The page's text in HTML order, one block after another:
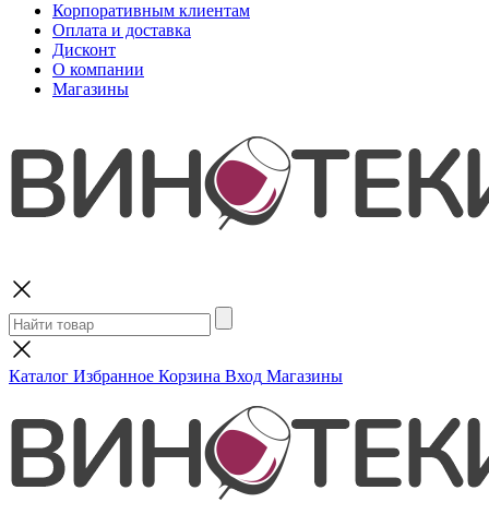
Корпоративным клиентам
Оплата и доставка
Дисконт
О компании
Магазины
Каталог Избранное Корзина Вход Магазины